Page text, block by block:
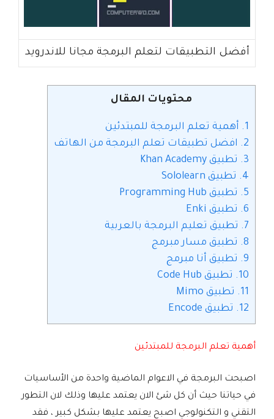
أفضل التطبيقات لتعلم البرمجة مجانا للاندرويد
محتويات المقال
أهمية تعلم البرمجة للمبتدئين
افضل تطبيقات تعلم البرمجة من الهاتف
تطبيق Khan Academy‏
4. تطبيق Sololearn
تطبيق Programming Hub
تطبيق Enki
تطبيق تعليم البرمجة بالعربية
تطبيق مسار مبرمج
تطبيق أنا مبرمج
10. تطبيق Code Hub‏
11. تطبيق Mimo
12. تطبيق Encode
أهمية تعلم البرمجة للمبتدئين
اصبحت البرمجة في الاعوام الماضية واحدة من الأساسيات
في حياتنا حيث أن كل شئ الان يعتمد عليها وذلك لان التطور
التقني و التكنولوجي اصبح يعتمد عليها بشكل كبير ، فقد